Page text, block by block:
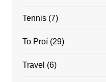
Tennis(7)
To Proí(29)
Travel (6)